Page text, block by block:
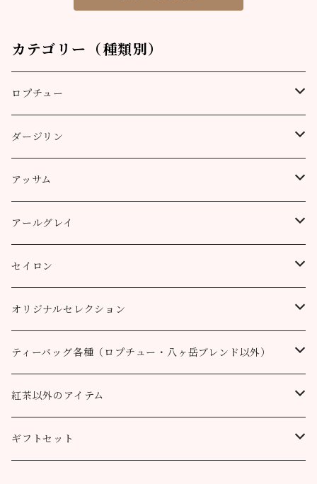
カテゴリー（種類別）
ロプチュー
缶（リーフ）
ティーバッグ
3個
10個
アルミ袋（リーフ）
100g
200g
ティーポット用ティーバッグ
ダージリン
プッタボン茶園
50g
100g
ハッピーバレー茶園
50g
100g
キャッスルトン茶園
50g
100g
ロヒーニ茶園
50g
100g
アッサム
リーフ
100g
200g
CTC
100g
200g
アールグレイ
アールグレイ
100g
200g
アールグレイ・オリジナルブレンド
100g
200g
セイロン
ウバ
100g
200g
ルフナ
100g
200g
オリジナルセレクション
八ヶ岳ブレンド
ティーバッグ30個入り
ティーバッグ70個入り
オーガニック （テミ茶園）
ニルギリ（カムラージ茶園）
ティーバッグ各種（ロプチュー・八ヶ岳ブレンド以外）
ティーバッグ10個
ティーバッグ20個
紅茶以外のアイテム
カレーパウダー
ギフトセット